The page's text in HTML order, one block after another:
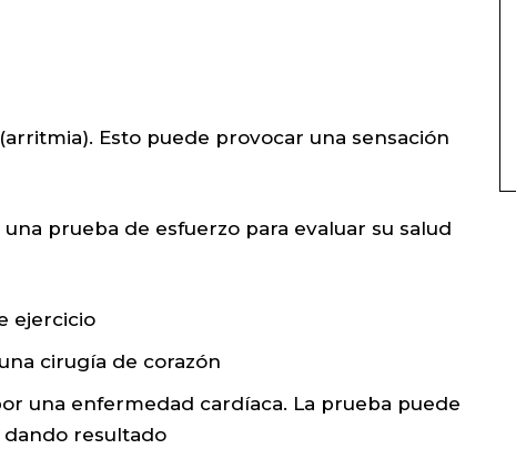
Esto puede provocar una sensación
prueba de esfuerzo para evaluar su salud
ejercicio
cirugía de corazón
una enfermedad cardíaca. La prueba puede
resultado